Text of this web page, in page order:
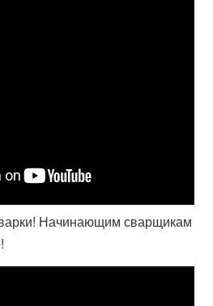
Начинающим сварщикам